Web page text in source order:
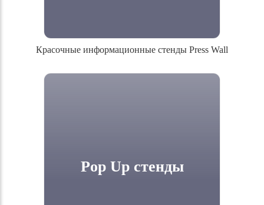
Красочные информационные стенды Press Wall
Pop Up стенды